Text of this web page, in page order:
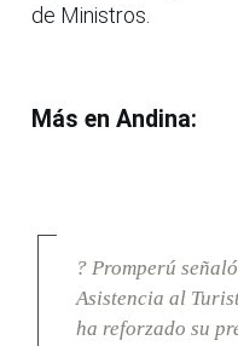
de Ministros.
Más en Andina:
? Promperú
Asistencia al
ha reforzado su